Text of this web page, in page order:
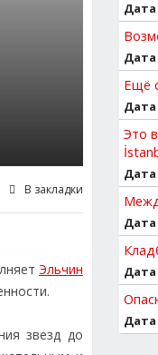
В закладки
Эльчин
звезд до
Ещё
Это